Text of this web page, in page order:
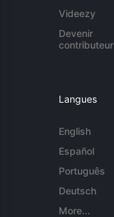
Videezy
Devenir
contributeur
Langues
English
Español
Português
Deutsch
More...